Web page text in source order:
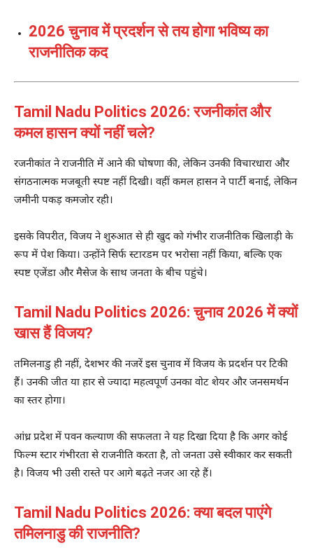
2026 चुनाव में प्रदर्शन से तय होगा भविष्य का
राजनीतिक कद
Tamil Nadu Politics 2026: रजनीकांत और
कमल हासन क्यों नहीं चले?
रजनीकांत ने राजनीति में आने की घोषणा की, लेकिन उनकी विचारधारा और
संगठनात्मक मजबूती स्पष्ट नहीं दिखी। वहीं कमल हासनने पार्टी बनाई, लेकिन
जमीनी पकड़ कमजोर रही।
इसके विपरीत, विजय ने शुरुआत से ही खुद को गंभीर राजनीतिक खिलाड़ी के
रूप में पेश किया। उन्होंने सिर्फ स्टारडम पर भरोसा नहीं किया, बल्कि एक
स्पष्ट एजेंडा और मैसेज के साथ जनता के बीच पहुंचे।
Tamil Nadu Politics 2026: चुनाव 2026 में क्यों
खास हैं विजय?
तमिलनाडु ही नहीं, देशभर की नजरें इस चुनाव में विजय के प्रदर्शन पर टिकी
हैं। उनकी जीत या हार से ज्यादा महत्वपूर्ण उनका वोट शेयर और जनसमर्थन
का स्तर होगा।
आंध्र प्रदेश मेंपवन कल्याण की सफलता ने यह दिखा दिया है कि अगर कोई
फिल्म स्टार गंभीरता से राजनीति करता है, तो जनता उसे स्वीकार कर सकती
है। विजय भी उसी रास्ते पर आगे बढ़ते नजर आ रहे हैं।
Tamil Nadu Politics 2026: क्या बदल पाएंगे
तमिलनाडु की राजनीति?